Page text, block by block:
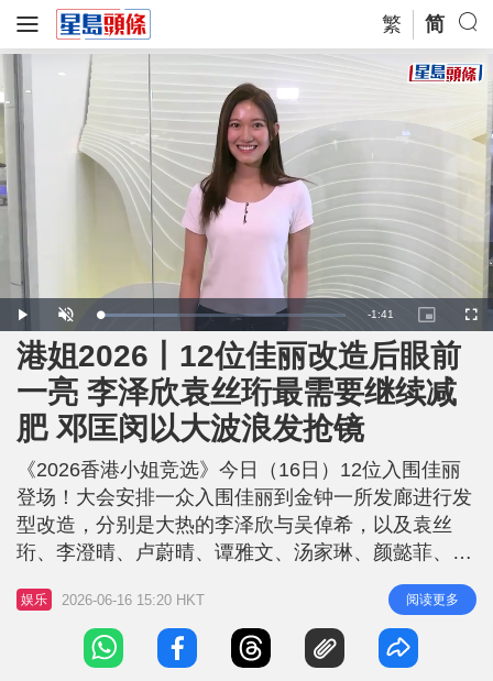
繁 简
P
l
a
y
U
n
m
u
t
L
o
d
e
:
3
1
.
7
7
R
m
n
-1:41
P
i
t
u
r
e
-
i
c
t
r
e
F
u
港姐2026丨12位佳丽改造后眼前
一亮 李泽欣袁丝珩最需要继续减
肥 邓匡闵以大波浪发抢镜
《2026香港小姐竞选》今日（16日）12位入围佳丽
登场！大会安排一众入围佳丽到金钟一所发廊进行发
型改造，分别是大热的李泽欣与吴倬希，以及袁丝
珩、李澄晴、卢蔚晴、谭雅文、汤家琳、颜懿菲、杨
媛媛、邓匡闵、周芳姿和魏欣。今次入围佳丽同样身
材较纤瘦，大多已掌握流利广东话，之前被影到有纹
身、身形有待改善，或有「后天加工」疑虑的参赛
者，都未有入选。 李泽欣不担心变「大妈」 李泽欣
娱乐 2026-06-16 15:20 HKT 阅读更多